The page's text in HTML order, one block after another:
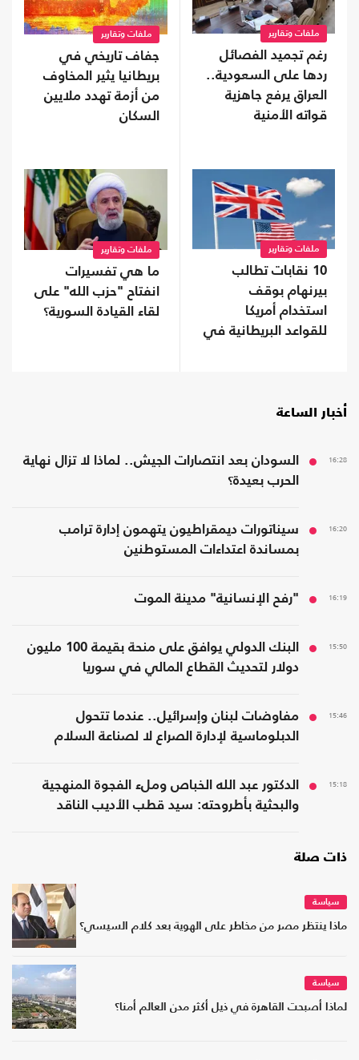
ملفات وتقارير
رغم تجميد الفصائل
ردها على السعودية..
العراق يرفع جاهزية
قواته الأمنية
ملفات وتقارير
جفاف تاريخي في
بريطانيا يثير المخاوف
من أزمة تهدد ملايين
السكان
ملفات وتقارير
10 نقابات تطالب
بيرنهام بوقف
استخدام أمريكا
للقواعد البريطانية في
ملفات وتقارير
ما هي تفسيرات
انفتاح "حزب الله" على
لقاء القيادة السورية؟
أخبار الساعة
16:28
السودان بعد انتصارات الجيش.. لماذا لا تزال نهاية
الحرب بعيدة؟
16:20
سيناتورات ديمقراطيون يتهمون إدارة ترامب
بمساندة اعتداءات المستوطنين
16:19 "رفح الإنسانية" مدينة الموت
15:50
البنك الدولي يوافق على منحة بقيمة 100 مليون
دولار لتحديث القطاع المالي في سوريا
15:46
مفاوضات لبنان وإسرائيل.. عندما تتحول
الدبلوماسية لإدارة الصراع لا لصناعة السلام
15:18
الدكتور عبد الله الخباص وملء الفجوة المنهجية
والبحثية بأطروحته: سيد قطب الأديب الناقد
ذات صلة
سياسة
ماذا ينتظر مصر من مخاطر على الهوية بعد كلام السيسي؟
سياسة
لماذا أصبحت القاهرة في ذيل أكثر مدن العالم أمنا؟